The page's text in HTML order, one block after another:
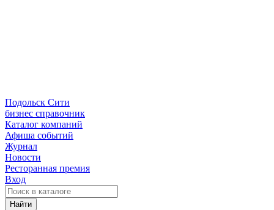
Подольск Сити
бизнес справочник
Каталог компаний
Афиша событий
Журнал
Новости
Ресторанная премия
Вход
Найти